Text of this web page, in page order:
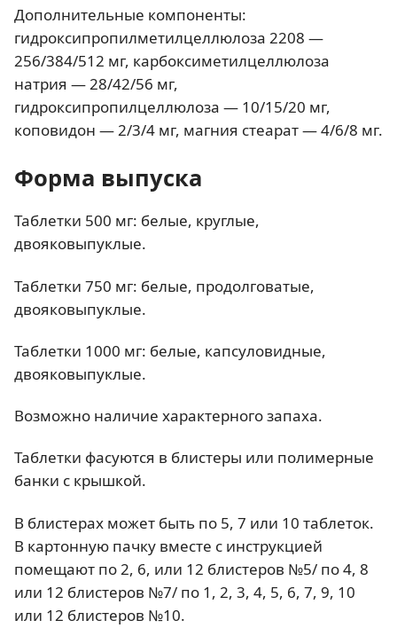
Дополнительные компоненты:
гидроксипропилметилцеллюлоза 2208 —
256/384/512 мг, карбоксиметилцеллюлоза
натрия — 28/42/56 мг,
гидроксипропилцеллюлоза — 10/15/20 мг,
коповидон — 2/3/4 мг, магния стеарат — 4/6/8 мг.
Форма выпуска
Таблетки 500 мг: белые, круглые,
двояковыпуклые.
Таблетки 750 мг: белые, продолговатые,
двояковыпуклые.
Таблетки 1000 мг: белые, капсуловидные,
двояковыпуклые.
Возможно наличие характерного запаха.
Таблетки фасуются в блистеры или полимерные
банки с крышкой.
В блистерах может быть по 5, 7 или 10 таблеток.
В картонную пачку вместе с инструкцией
помещают по 2, 6, или 12 блистеров №5/ по 4, 8
или 12 блистеров №7/ по 1, 2, 3, 4, 5, 6, 7, 9, 10
или 12 блистеров №10.